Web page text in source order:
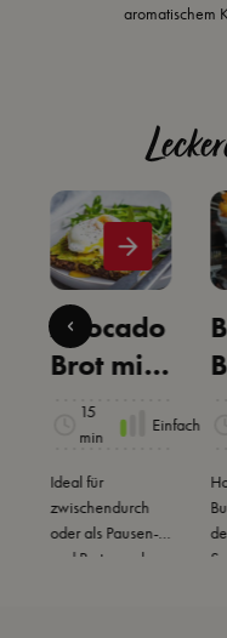
aromatischem
Avocado
Brot mit
pochiert
em Ei
15
min
Einfach
Ideal für
zwischendurch
oder als Pausen-
und Partysnack:
o